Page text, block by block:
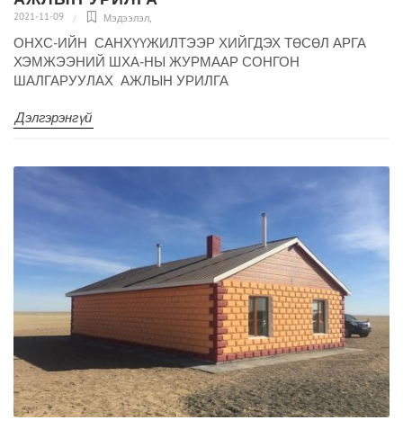
2021-11-09 Мэдээлэл,
ОНХС-ИЙН САНХҮҮЖИЛТЭЭР ХИЙГДЭХ ТӨСӨЛ АРГА
ХЭМЖЭЭНИЙ ШХА-НЫ ЖУРМААР СОНГОН
ШАЛГАРУУЛАХ АЖЛЫН УРИЛГА
Дэлгэрэнгүй